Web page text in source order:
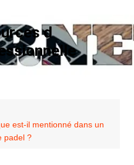
d
est-il mentionné dans un
padel ?